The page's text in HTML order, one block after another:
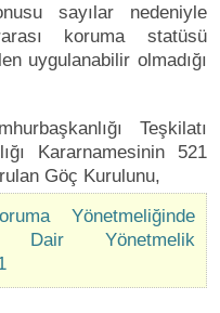
sayılar nedeniyle
koruma statüsü
uygulanabilir olmadığı
Teşkilatı
Kararnamesinin 521
Göç Kurulunu,
Yönetmeliğinde
Dair Yönetmelik